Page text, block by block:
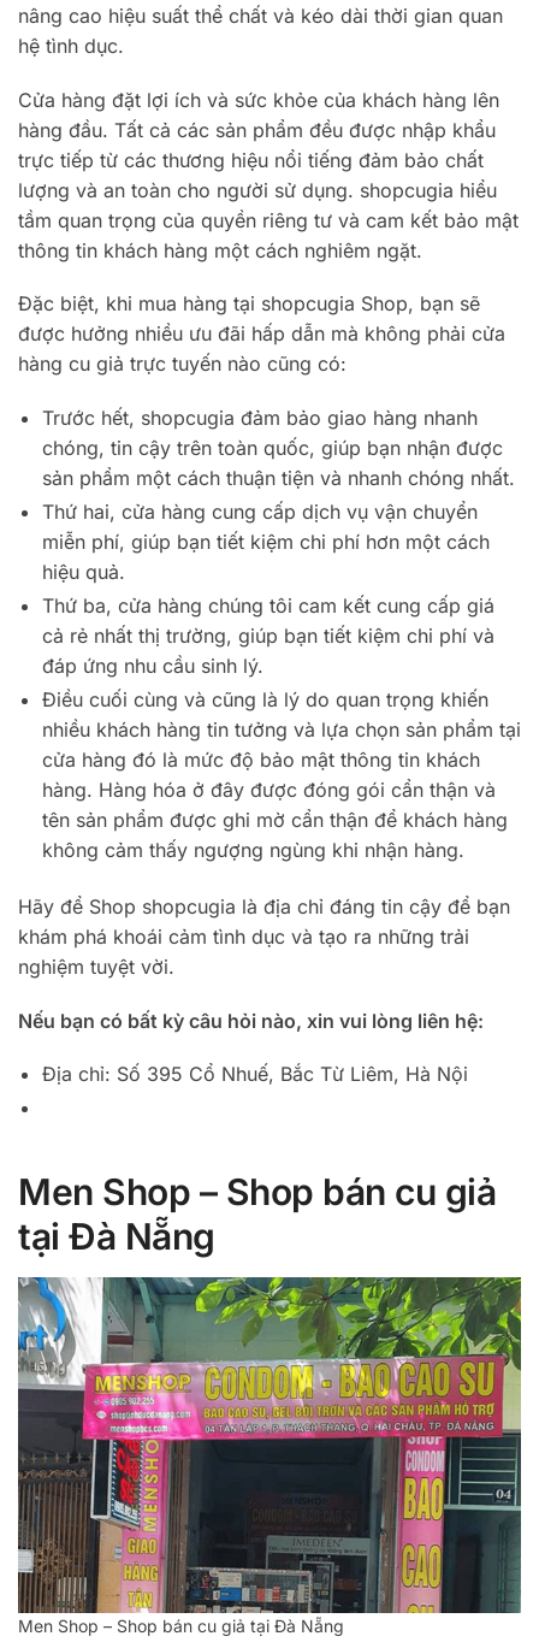
nâng cao hiệu suất thể chất và kéo dài thời gian quan
hệ tình dục.
Cửa hàng đặt lợi ích và sức khỏe của khách hàng lên
hàng đầu. Tất cả các sản phẩm đều được nhập khẩu
trực tiếp từ các thương hiệu nổi tiếng đảm bảo chất
lượng và an toàn cho người sử dụng. shopcugia hiểu
tầm quan trọng của quyền riêng tư và cam kết bảo mật
thông tin khách hàng một cách nghiêm ngặt.
Đặc biệt, khi mua hàng tại shopcugia Shop, bạn sẽ
được hưởng nhiều ưu đãi hấp dẫn mà không phải cửa
hàng cu giả trực tuyến nào cũng có:
Trước hết, shopcugia đảm bảo giao hàng nhanh
chóng, tin cậy trên toàn quốc, giúp bạn nhận được
sản phẩm một cách thuận tiện và nhanh chóng nhất.
Thứ hai, cửa hàng cung cấp dịch vụ vận chuyển
miễn phí, giúp bạn tiết kiệm chi phí hơn một cách
hiệu quả.
Thứ ba, cửa hàng chúng tôi cam kết cung cấp giá
cả rẻ nhất thị trường, giúp bạn tiết kiệm chi phí và
đáp ứng nhu cầu sinh lý.
Điều cuối cùng và cũng là lý do quan trọng khiến
nhiều khách hàng tin tưởng và lựa chọn sản phẩm tại
cửa hàng đó là mức độ bảo mật thông tin khách
hàng. Hàng hóa ở đây được đóng gói cẩn thận và
tên sản phẩm được ghi mờ cẩn thận để khách hàng
không cảm thấy ngượng ngùng khi nhận hàng.
Hãy để Shop shopcugia là địa chỉ đáng tin cậy để bạn
khám phá khoái cảm tình dục và tạo ra những trải
nghiệm tuyệt vời.
Nếu bạn có bất kỳ câu hỏi nào, xin vui lòng liên hệ:
Địa chỉ: Số 395 Cổ Nhuế, Bắc Từ Liêm, Hà Nội
Men Shop – Shop bán cu giả
tại Đà Nẵng
Men Shop – Shop bán cu giả tại Đà Nẵng